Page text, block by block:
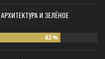
И ЗЕЛЁНОЕ
82 %